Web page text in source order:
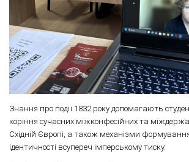
Знання про події 1832 року допомагають
коріння сучасних міжконфесійних та
Східній Європі, а також механізми
ідентичності всупереч імперському тиску.